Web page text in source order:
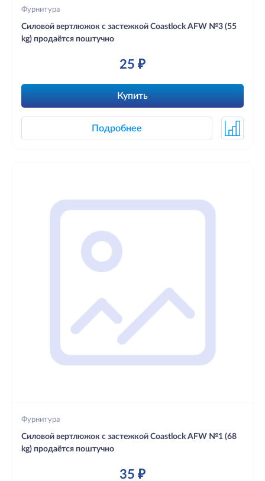
Фурнитура
Силовой вертлюжок с застежкой Coastlock AFW №3 (55
kg) продаётся поштучно
25 ₽
Купить
Подробнее
Фурнитура
Силовой вертлюжок с застежкой Coastlock AFW №1 (68
kg) продаётся поштучно
35 ₽